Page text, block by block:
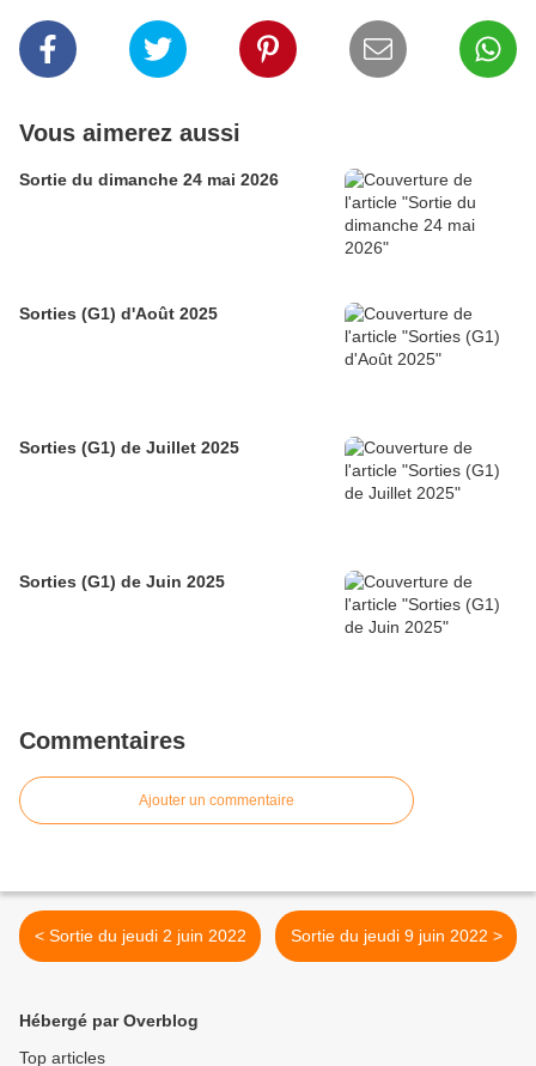
Vous aimerez aussi
Sortie du dimanche 24 mai 2026
Sorties (G1) d'Août 2025
Sorties (G1) de Juillet 2025
Sorties (G1) de Juin 2025
Commentaires
Ajouter un commentaire
< Sortie du jeudi 2 juin 2022 Sortie du jeudi 9 juin 2022 >
Hébergé par Overblog
Top articles